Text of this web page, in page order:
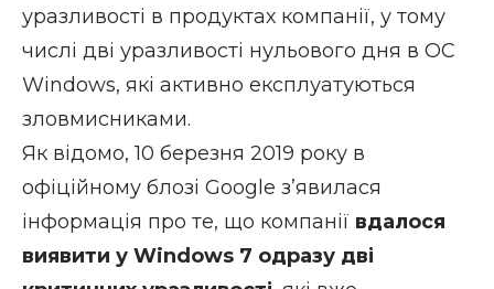
уразливості в продуктах компанії, у тому
числі дві уразливості нульового дня в ОС
Windows, які активно експлуатуються
зловмисниками.
Як відомо, 10 березня 2019 року в
офіційному блозі Google з’явилася
інформація про те, що компанії вдалося
виявити у Windows 7 одразу дві